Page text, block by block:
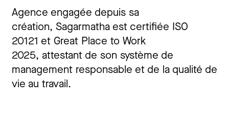
Agence engagée depuis sa
création, Sagarmatha est certifiée ISO
20121 et Great Place to Work
2025, attestant de son système de
management responsable et de la qualité de
vie au travail.